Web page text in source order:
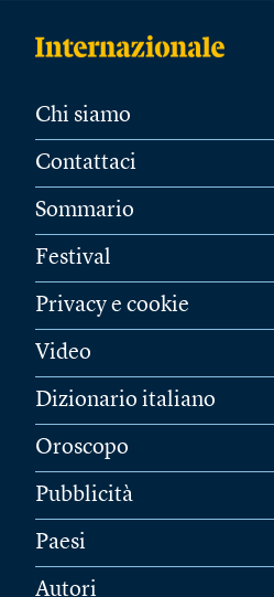
Chi siamo
Contattaci
Sommario
Festival
Privacy e cookie
Video
Dizionario italiano
Oroscopo
Pubblicità
Paesi
Autori